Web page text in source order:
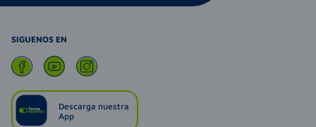
SIGUENOS EN
Descarga nuestra
App